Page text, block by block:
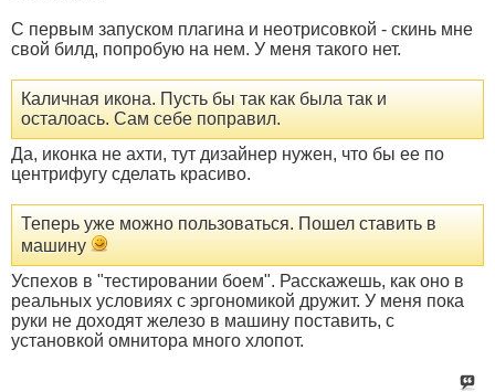
С первым запуском плагина и неотрисовкой - скинь мне
свой билд, попробую на нем. У меня такого нет.
Каличная икона. Пусть бы так как была так и
осталоась. Сам себе поправил.
Да, иконка не ахти, тут дизайнер нужен, что бы ее по
центрифугу сделать красиво.
Теперь уже можно пользоваться. Пошел ставить в
машину
Успехов в "тестировании боем". Расскажешь, как оно в
реальных условиях с эргономикой дружит. У меня пока
руки не доходят железо в машину поставить, с
установкой омнитора много хлопот.